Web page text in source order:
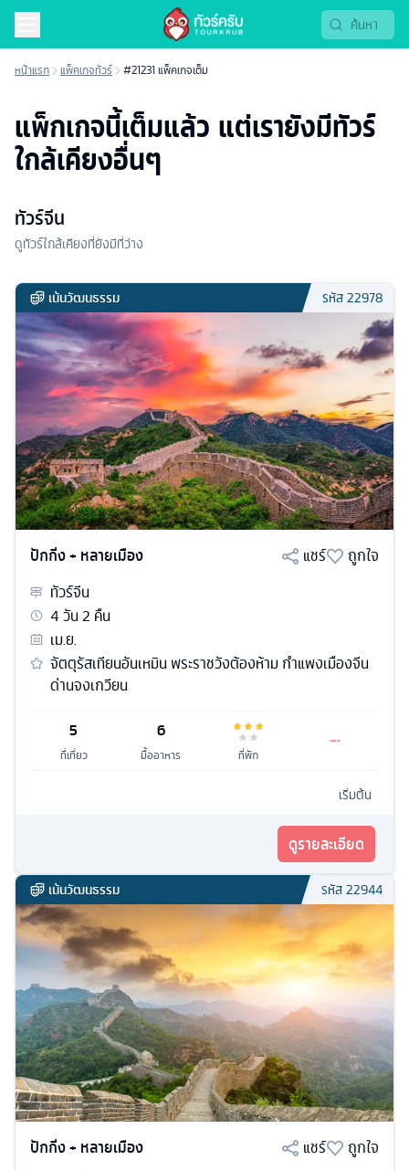
หน้าแรก แพ็คเกจทัวร์ #21231 แพ็คเกจเต็ม
แพ็กเกจนี้เต็มแล้ว แต่เรายังมีทัวร์
ใกล้เคียงอื่นๆ
ทัวร์จีน
ดูทัวร์ใกล้เคียงที่ยังมีที่ว่าง
เน้นวัฒนธรรม รหัส22978
ปักกิ่ง + หลายเมือง แชร์
ถูกใจ
ทัวร์จีน
4วัน2 คืน
เม.ย.
จัตตุรัสเทียนอันเหมิน พระราชวังต้องห้าม กำแพงเมืองจีน
ด่านจงเกวียน
5
ที่เที่ยว
6
มื้ออาหาร ที่พัก
เริ่มต้น
ดูรายละเอียด
เน้นวัฒนธรรม รหัส22944
ปักกิ่ง + หลายเมือง แชร์
ถูกใจ